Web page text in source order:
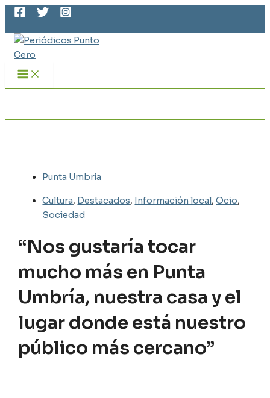
Ir
contenido
MAIN
MENU
Punta Umbría
Cultura, Destacados, Información local,Ocio,
Sociedad
“Nos gustaría tocar
mucho más en Punta
Umbría, nuestra casa y el
lugar donde está nuestro
público más cercano”